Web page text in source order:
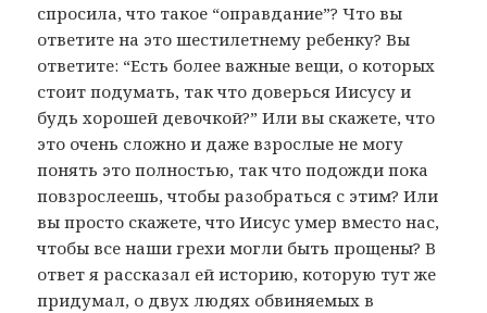
спросила, что такое “оправдание”? Что вы
ответите на это шестилетнему ребенку? Вы
ответите: “Есть более важные вещи, о которых
стоит подумать, так что доверься Иисусу и
будь хорошей девочкой?” Или вы скажете, что
это очень сложно и даже взрослые не могу
понять это полностью, так что подожди пока
повзрослеешь, чтобы разобраться с этим? Или
вы просто скажете, что Иисус умер вместо нас,
чтобы все наши грехи могли быть прощены? В
ответ я рассказал ей историю, которую тут же
придумал, о двух людях обвиняемых в